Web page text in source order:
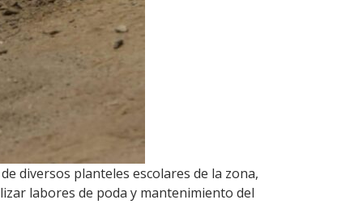
diversos planteles escolares de la zona,
labores de poda y mantenimiento del